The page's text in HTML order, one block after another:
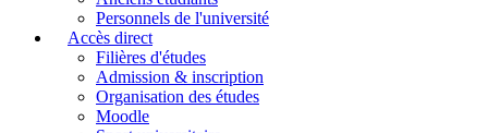
Personnels de l'université
Accès direct
Filières d'études
Admission & inscription
Organisation des études
Moodle